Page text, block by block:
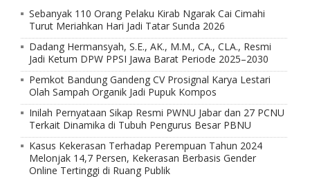
Sebanyak 110 Orang Pelaku Kirab Ngarak Cai Cimahi
Turut Meriahkan Hari Jadi Tatar Sunda 2026
Dadang Hermansyah, S.E., AK., M.M., CA., CLA., Resmi
Jadi Ketum DPW PPSI Jawa Barat Periode 2025–2030
Pemkot Bandung Gandeng CV Prosignal Karya Lestari
Olah Sampah Organik Jadi Pupuk Kompos
Inilah Pernyataan Sikap Resmi PWNU Jabar dan 27 PCNU
Terkait Dinamika di Tubuh Pengurus Besar PBNU
Kasus Kekerasan Terhadap Perempuan Tahun 2024
Melonjak 14,7 Persen, Kekerasan Berbasis Gender
Online Tertinggi di Ruang Publik